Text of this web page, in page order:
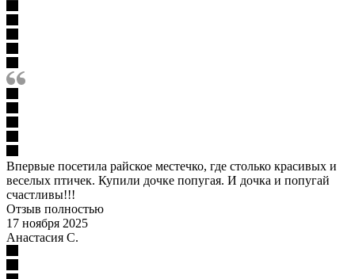
Впервые посетила райское местечко, где столько красивых и
веселых птичек. Купили дочке попугая. И дочка и попугай
счастливы!!!
Отзыв полностью
17 ноября 2025
Анастасия С.